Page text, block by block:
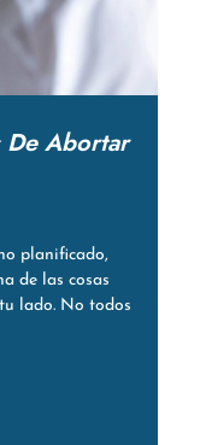
De Abortar
planificado,
de las cosas
lado. No todos